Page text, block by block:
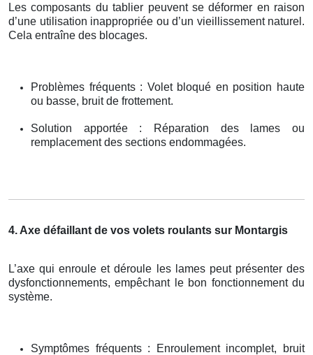
Les composants du tablier peuvent se déformer en raison
d’une utilisation inappropriée ou d’un vieillissement naturel.
Cela entraîne des blocages.
Problèmes fréquents : Volet bloqué en position haute
ou basse, bruit de frottement.
Solution apportée : Réparation des lames ou
remplacement des sections endommagées.
4. Axe défaillant de vos volets roulants sur Montargis
L’axe qui enroule et déroule les lames peut présenter des
dysfonctionnements, empêchant le bon fonctionnement du
système.
Symptômes fréquents : Enroulement incomplet, bruit